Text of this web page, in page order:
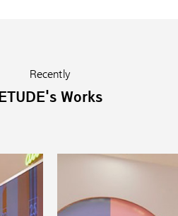
Recently
ETUDE's Works